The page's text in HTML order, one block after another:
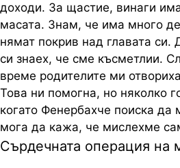
доходи. За щастие, винаги
масата. Знам, че има много
нямат покрив над главата си.
си знаех, че сме късметлии.
време родителите ми
Това ни помогна, но няколко
когато Фенербахче поиска да
мога да кажа, че мислехме
Сърдечната операция на